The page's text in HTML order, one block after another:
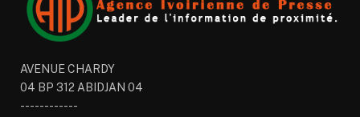
AVENUE CHARDY
04 BP 312 ABIDJAN 04
------------